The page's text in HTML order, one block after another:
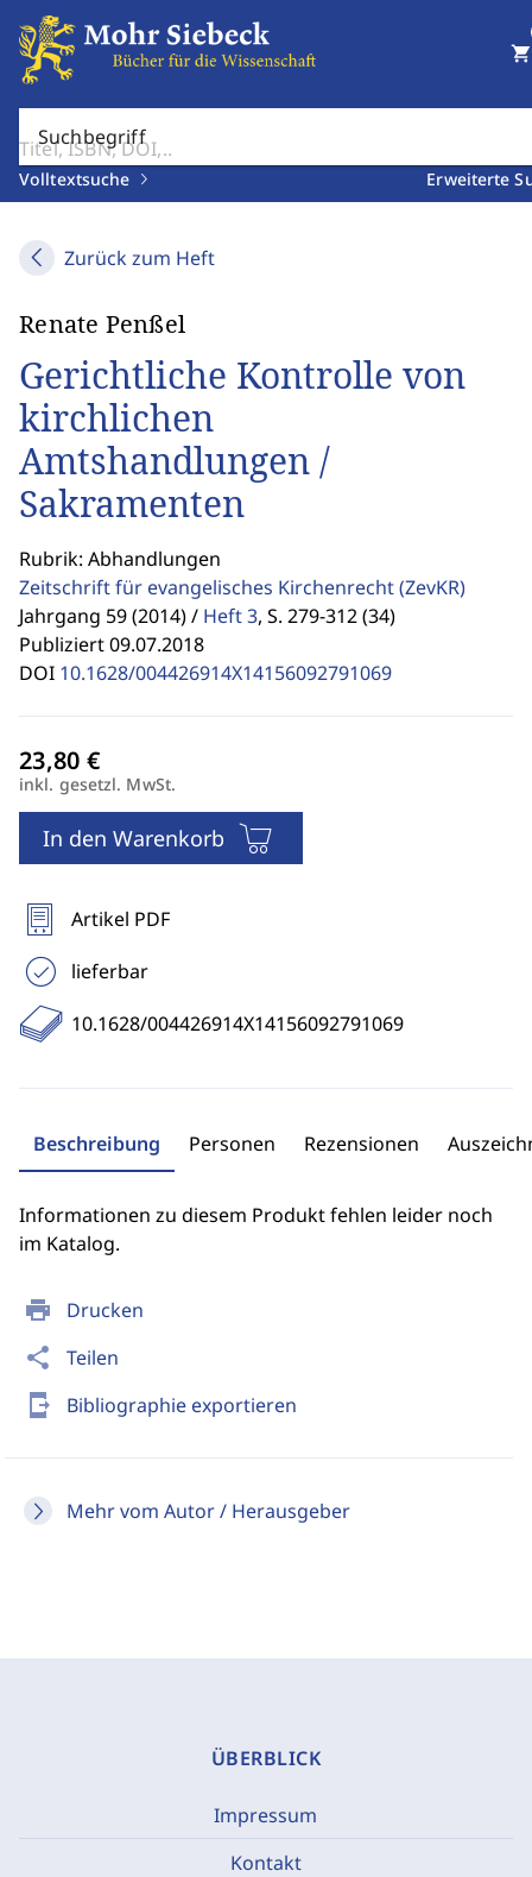
Suchbegriff
Volltextsuche Erweiterte
shopping_cart
Zurück zum Heft
print Drucken
share Teilen
send_to_mobile Bibliographie exportieren
Mehr vom Autor / Herausgeber
Renate Penßel
Gerichtliche Kontrolle von
kirchlichen
Amtshandlungen /
Sakramenten
Rubrik: Abhandlungen
Zeitschrift für evangelisches Kirchenrecht(ZevKR)
Jahrgang 59 (2014) / Heft 3, S. 279-312 (34)
Publiziert 09.07.2018
DOI 10.1628/004426914X14156092791069
inkl. gesetzl. MwSt.
In den Warenkorb
Artikel PDF
lieferbar
10.1628/004426914X14156092791069
Beschreibung Personen Rezensionen
Informationen zu diesem Produkt fehlen leider noch
im Katalog.
ÜBERBLICK
Impressum
Kontakt